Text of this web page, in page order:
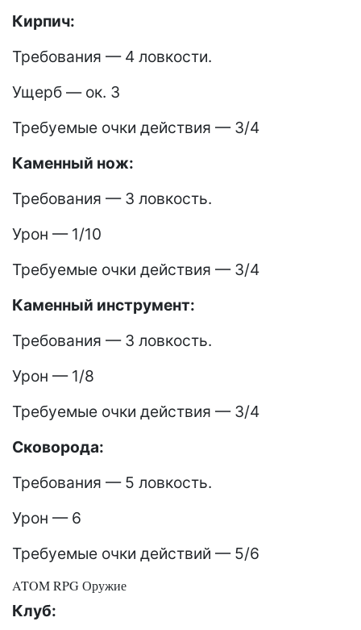
Кирпич:
Требования — 4 ловкости.
Ущерб — ок. 3
Требуемые очки действия — 3/4
Каменный нож:
Требования — 3 ловкость.
Урон — 1/10
Требуемые очки действия — 3/4
Каменный инструмент:
Требования — 3 ловкость.
Урон — 1/8
Требуемые очки действия — 3/4
Сковорода:
Требования — 5 ловкость.
Урон — 6
Требуемые очки действий — 5/6
ATOM RPG Оружие
Клуб: